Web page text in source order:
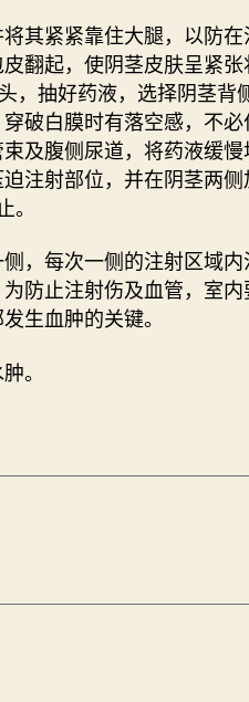
其紧紧靠住大腿，以防在
翻起，使阴茎皮肤呈紧张
，抽好药液，选择阴茎背
破白膜时有落空感，不必
及腹侧尿道，将药液缓慢
注射部位，并在阴茎两侧
，每次一侧的注射区域内
防止注射伤及血管，室内
生血肿的关键。
。